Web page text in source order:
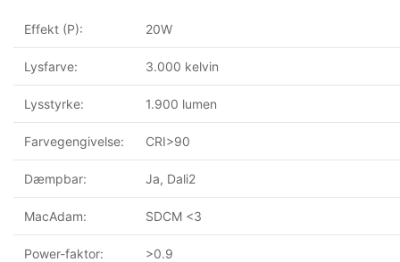
Effekt (P): 20W
Lysfarve: 3.000 kelvin
Lysstyrke: 1.900 lumen
Farvegengivelse: CRI>90
Dæmpbar: Ja, Dali2
MacAdam: SDCM <3
Power-faktor: >0.9